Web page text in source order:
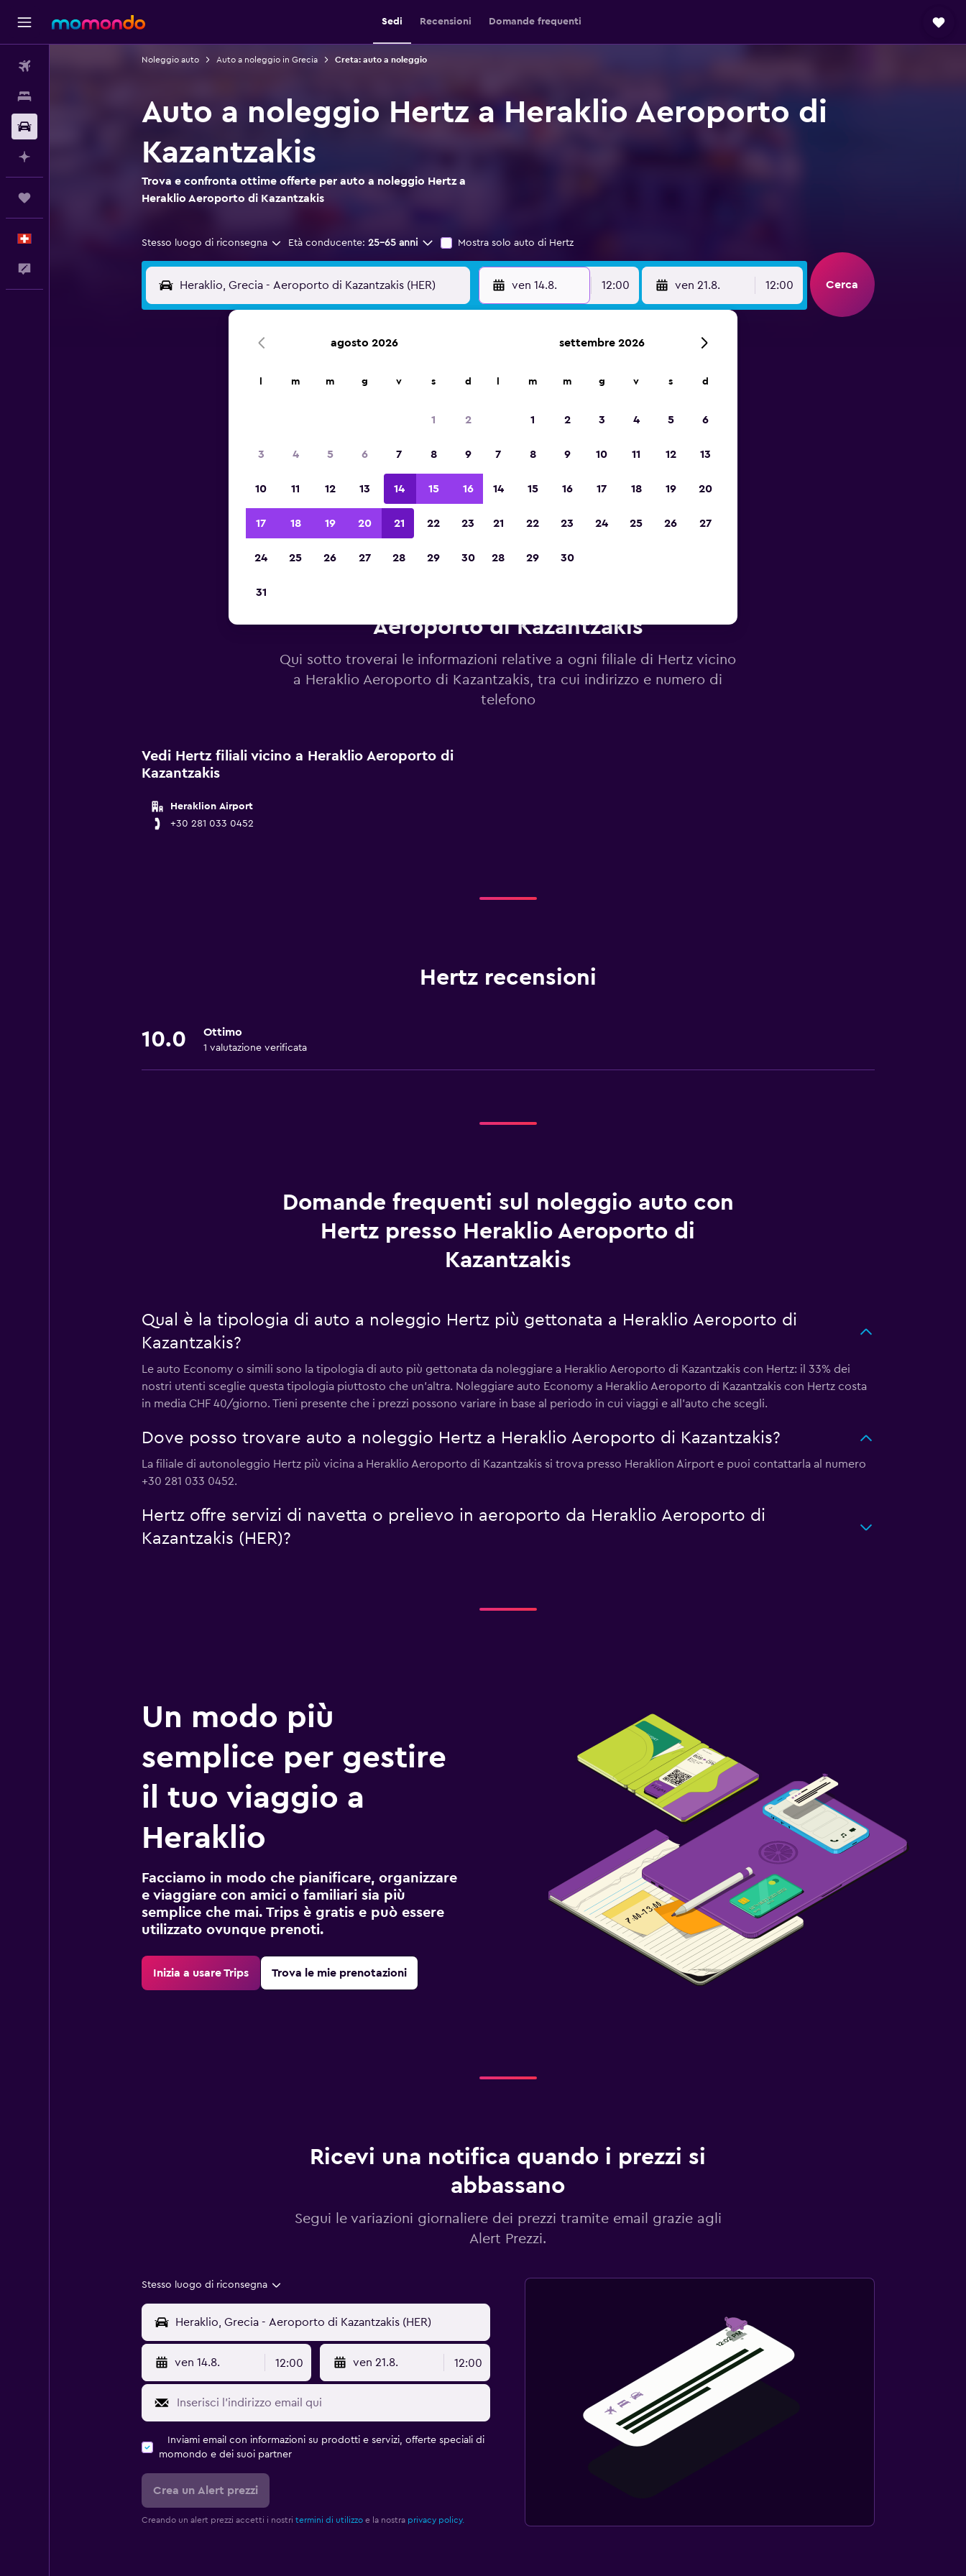
Sedi Recensioni Domande frequenti
Noleggio auto Auto a noleggio in Grecia Creta: auto a noleggio
Auto a noleggio Hertz a Heraklio Aeroporto di
Kazantzakis
Trova e confronta ottime offerte per auto a noleggio Hertz a
Heraklio Aeroporto di Kazantzakis
Stesso luogo di riconsegna Età conducente: 25-65 anni Mostra solo auto di Hertz
ven 14.8. 12:00 ven 21.8. 12:00 Cerca
d'Europa 2023
Aeroporto di Kazantzakis
Qui sotto troverai le informazioni relative a ogni filiale di Hertz vicino
a Heraklio Aeroporto di Kazantzakis, tra cui indirizzo e numero di
telefono
Vedi Hertz filiali vicino a Heraklio Aeroporto di
Kazantzakis
Heraklion Airport
+30 281 033 0452
Hertz recensioni
10.0 Ottimo
1 valutazione verificata
Domande frequenti sul noleggio auto con
Hertz presso Heraklio Aeroporto di
Kazantzakis
Qual è la tipologia di auto a noleggio Hertz più gettonata a Heraklio Aeroporto di
Kazantzakis?
Le auto Economy o simili sono la tipologia di auto più gettonata da noleggiare a Heraklio Aeroporto di Kazantzakis con Hertz: il 33% dei
nostri utenti sceglie questa tipologia piuttosto che un'altra. Noleggiare auto Economy a Heraklio Aeroporto di Kazantzakis con Hertz costa
in media CHF 40/giorno. Tieni presente che i prezzi possono variare in base al periodo in cui viaggi e all'auto che scegli.
Dove posso trovare auto a noleggio Hertz a Heraklio Aeroporto di Kazantzakis?
La filiale di autonoleggio Hertz più vicina a Heraklio Aeroporto di Kazantzakis si trova presso Heraklion Airport e puoi contattarla al numero
+30 281 033 0452.
Hertz offre servizi di navetta o prelievo in aeroporto da Heraklio Aeroporto di
Kazantzakis (HER)?
Un modo più
semplice per gestire
il tuo viaggio a
Heraklio
Facciamo in modo che pianificare, organizzare
e viaggiare con amici o familiari sia più
semplice che mai. Trips è gratis e può essere
utilizzato ovunque prenoti.
Inizia a usare Trips Trova le mie prenotazioni
Ricevi una notifica quando i prezzi si
abbassano
Segui le variazioni giornaliere dei prezzi tramite email grazie agli
Alert Prezzi.
Stesso luogo di riconsegna
ven 14.8. 12:00 ven 21.8. 12:00
Inviami email con informazioni su prodotti e servizi, offerte speciali di
momondo e dei suoi partner
Crea un Alert prezzi
Creando un alert prezzi accetti i nostri termini di utilizzoe la nostra privacy policy.
agosto 2026
m m g v s d
1 2
3 4 5 6 7 8 9
10 11 12 13 14 15 16
17 18 19 20 21 22 23
24 25 26 27 28 29 30
31
settembre 2026
m m g v s d
1 2 3 4 5 6
7 8 9 10 11 12 13
14 15 16 17 18 19 20
21 22 23 24 25 26 27
28 29 30